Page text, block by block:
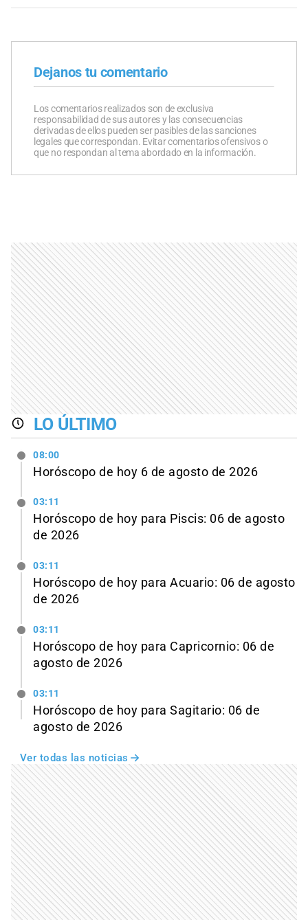
Dejanos tu comentario
Los comentarios realizados son de exclusiva
responsabilidad de sus autores y las consecuencias
derivadas de ellos pueden ser pasibles de las sanciones
legales que correspondan. Evitar comentarios ofensivos o
que no respondan al tema abordado en la información.
LO ÚLTIMO
08:00
Horóscopo de hoy 6 de agosto de 2026
03:11
Horóscopo de hoy para Piscis: 06 de agosto
de 2026
03:11
Horóscopo de hoy para Acuario: 06 de agosto
de 2026
03:11
Horóscopo de hoy para Capricornio: 06 de
agosto de 2026
03:11
Horóscopo de hoy para Sagitario: 06 de
agosto de 2026
Ver todas las noticias